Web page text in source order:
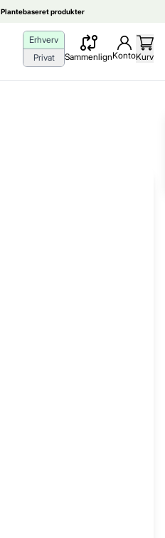
Plantebaseret produkter
Erhverv
Privat
SammenlignKontoKurv